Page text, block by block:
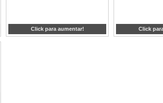
Click para aumentar! Click